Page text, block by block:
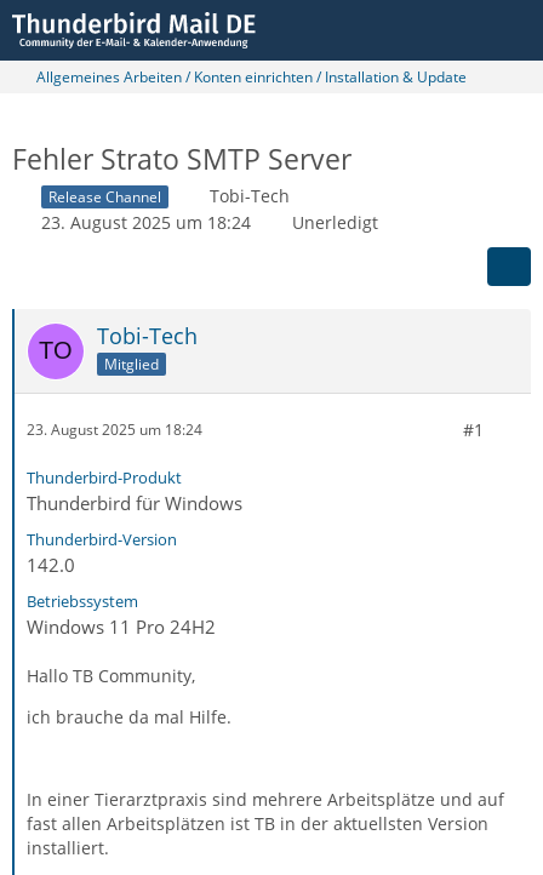
Allgemeines Arbeiten / Konten einrichten / Installation & Update
Fehler Strato SMTP Server
Release Channel
Tobi-Tech
23. August 2025 um 18:24
Unerledigt
Tobi-Tech
Mitglied
23. August 2025 um 18:24 #1
Thunderbird-Produkt
Thunderbird für Windows
Thunderbird-Version
142.0
Betriebssystem
Windows 11 Pro 24H2
Hallo TB Community,
ich brauche da mal Hilfe.
In einer Tierarztpraxis sind mehrere Arbeitsplätze und auf
fast allen Arbeitsplätzen ist TB in der aktuellsten Version
installiert.